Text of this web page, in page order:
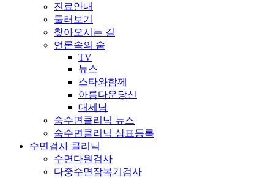
진료안내
둘러보기
찾아오시는 길
언론속의 숨
TV
뉴스
스타와함께
아름다운당신
대세남
숨수면클리닉 뉴스
숨수면클리닉 상표등록
수면검사 클리닉
수면다원검사
다중수면잠복기검사